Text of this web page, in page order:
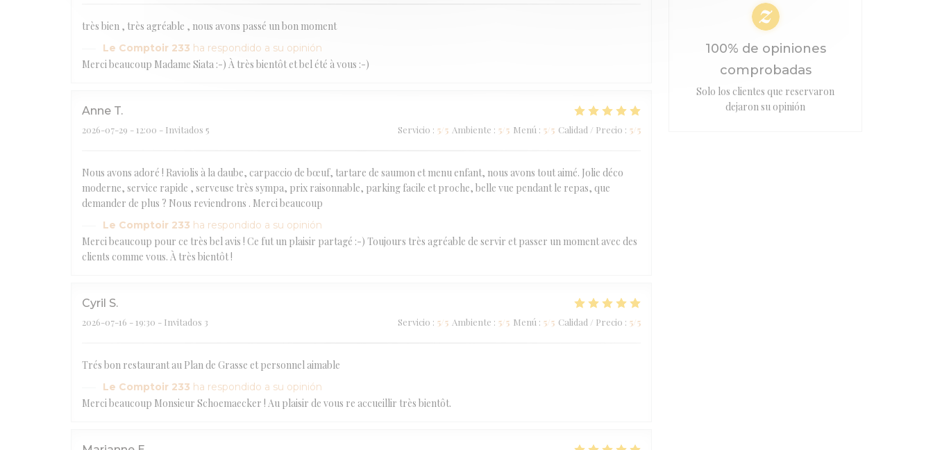
très bien , très agréable , nous avons passé un bon moment
Le Comptoir 233 ha respondido a su opinión
Merci beaucoup Madame Siata :-) À très bientôt et bel été à vous :-)
Anne T
2026-07-29 - 12:00 - Invitados 5 Servicio : 5/5 Ambiente : 5/5 Menú : 5/5 Calidad / Precio : 5/5
Nous avons adoré ! Raviolis à la daube, carpaccio de bœuf, tartare de saumon et menu enfant, nous avons tout aimé. Jolie déco
moderne, service rapide , serveuse très sympa, prix raisonnable, parking facile et proche, belle vue pendant le repas, que
demander de plus ? Nous reviendrons . Merci beaucoup
Le Comptoir 233 ha respondido a su opinión
Merci beaucoup pour ce très bel avis ! Ce fut un plaisir partagé :-) Toujours très agréable de servir et passer un moment avec des
clients comme vous. À très bientôt !
Cyril S
2026-07-16 - 19:30 - Invitados 3 Servicio : 5/5 Ambiente : 5/5 Menú : 5/5 Calidad / Precio : 5/5
Trés bon restaurant au Plan de Grasse et personnel aimable
Le Comptoir 233 ha respondido a su opinión
Merci beaucoup Monsieur Schoemaecker ! Au plaisir de vous re accueillir très bientôt.
100% de opiniones
comprobadas
Solo los clientes que reservaron
dejaron su opinión